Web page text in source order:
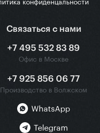
конфиденцальности
Связаться с нами
+7 495 532 83 89
Офис в Москве
+7 925 856 06 77
Производство в Волжском
WhatsApp
Telegram